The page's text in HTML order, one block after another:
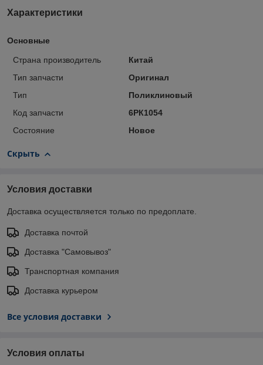
Характеристики
Основные
Страна производитель
Китай
Тип запчасти
Оригинал
Тип
Поликлиновый
Код запчасти
6РК1054
Состояние
Новое
Скрыть
Условия доставки
Доставка осуществляется только по предоплате.
Доставка почтой
Доставка "Самовывоз"
Транспортная компания
Доставка курьером
Все условия доставки
Условия оплаты